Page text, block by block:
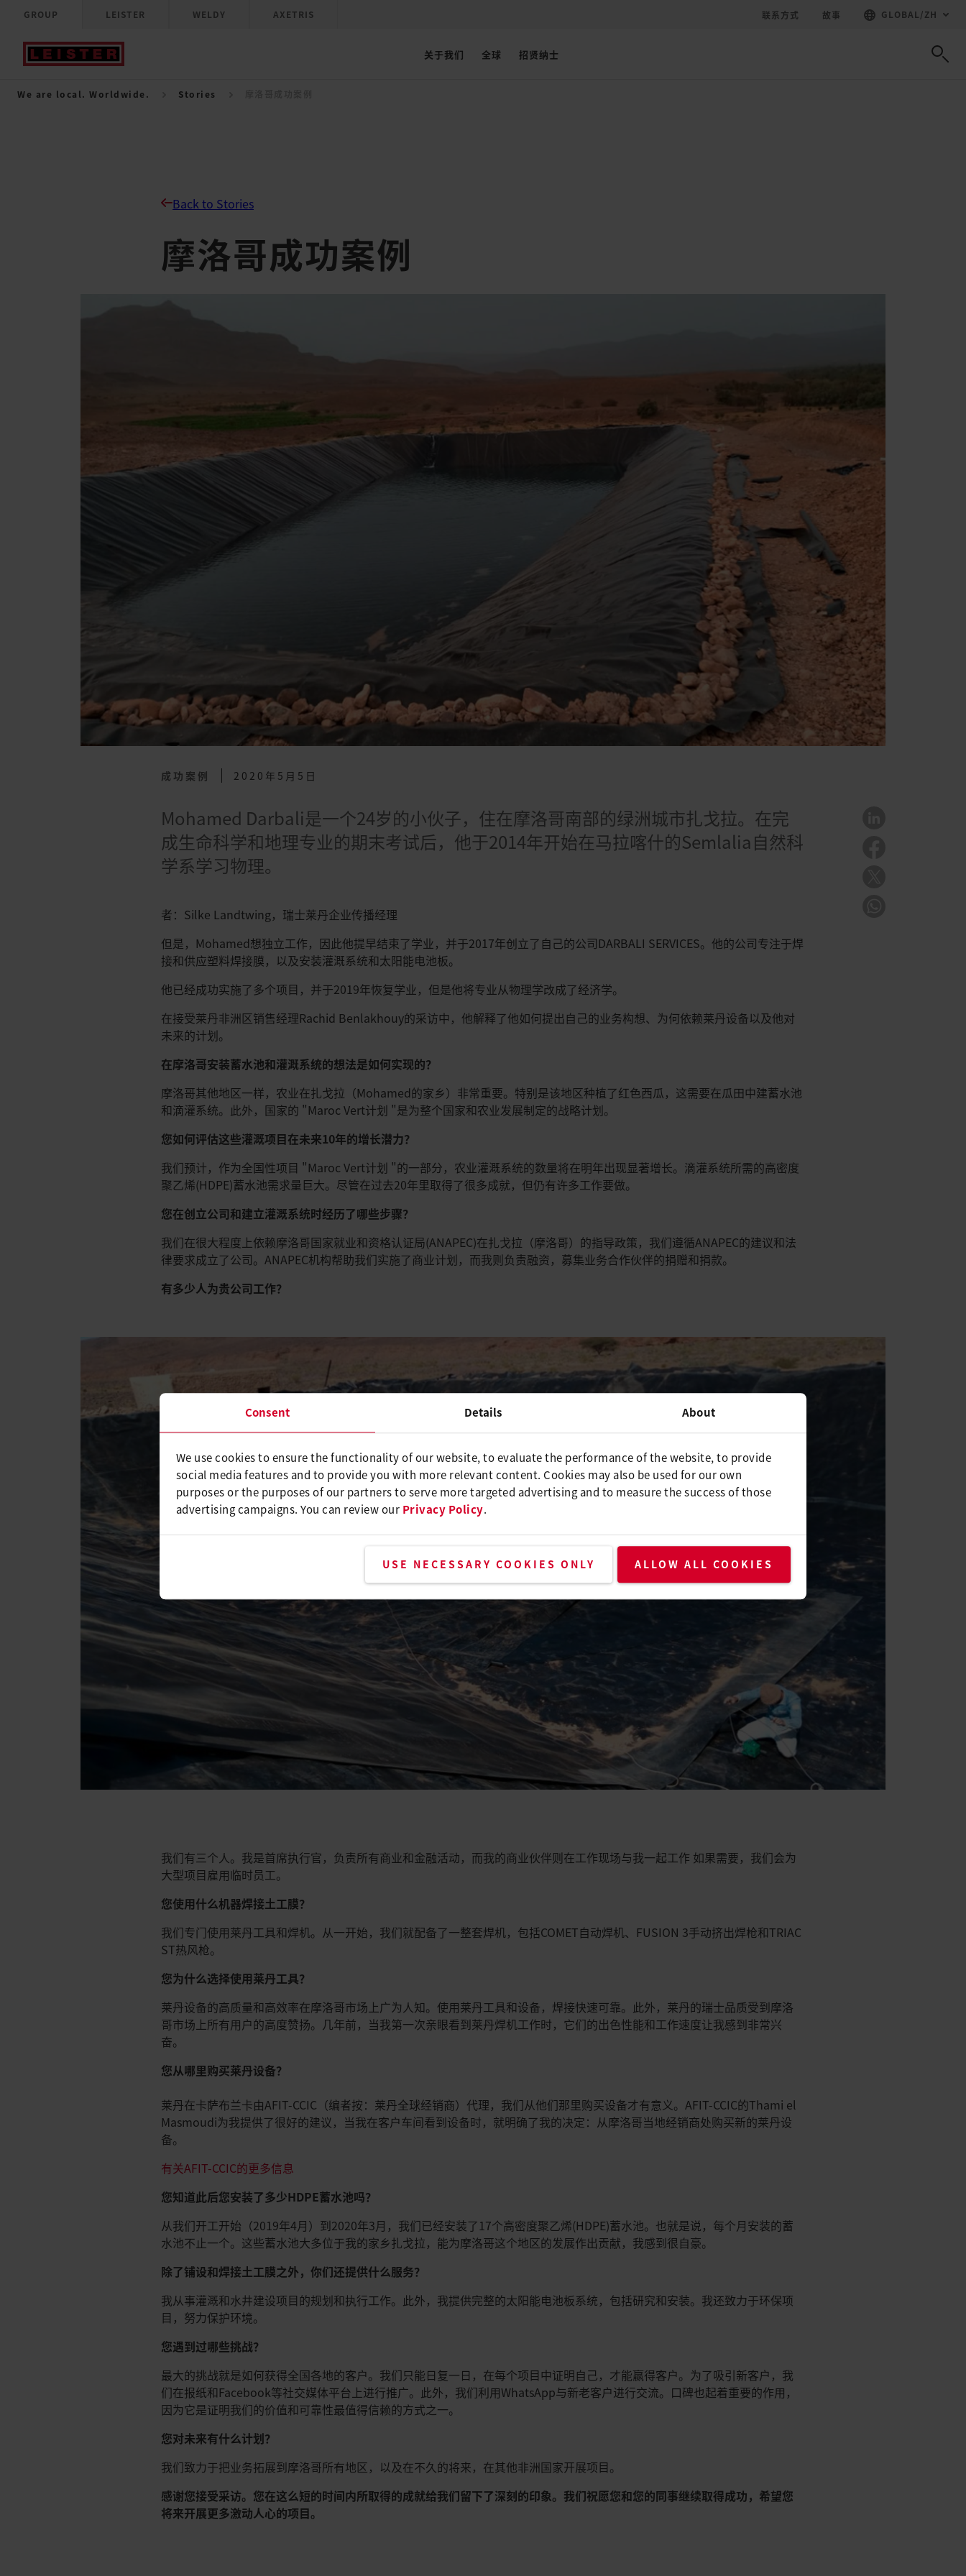
Consent Details About
We use cookies to ensure the functionality of our website, to evaluate the performance of the website, to provide
social media features and to provide you with more relevant content. Cookies may also be used for our own
purposes or the purposes of our partners to serve more targeted advertising and to measure the success of those
advertising campaigns. You can review our Privacy Policy.
USE NECESSARY COOKIES ONLY ALLOW ALL COOKIES
GROUP LEISTER WELDY AXETRIS 联系方式 故事 GLOBAL /ZH
关于我们 全球 招贤纳士
We are local. Worldwide. Stories
Back to Stories
摩洛哥成功案例
成功案例 2020年5月5日
Mohamed Darbali是一个24岁的小伙子，住在摩洛哥南部的绿洲城市扎戈拉。在完
成生命科学和地理专业的期末考试后，他于2014年开始在马拉喀什的Semlalia自然科
学系学习物理。
者：Silke Landtwing，瑞士莱丹企业传播经理
但是，Mohamed想独立工作，因此他提早结束了学业，并于2017年创立了自己的公司DARBALI SERVICES。他的公司专注于焊
接和供应塑料焊接膜，以及安装灌溉系统和太阳能电池板。
他已经成功实施了多个项目，并于2019年恢复学业，但是他将专业从物理学改成了经济学。
在接受莱丹非洲区销售经理Rachid Benlakhouy的采访中，他解释了他如何提出自己的业务构想、为何依赖莱丹设备以及他对
未来的计划。
在摩洛哥安装蓄水池和灌溉系统的想法是如何实现的？
摩洛哥其他地区一样，农业在扎戈拉（Mohamed的家乡）非常重要。特别是该地区种植了红色西瓜，这需要在瓜田中建蓄水池
和滴灌系统。此外，国家的 "Maroc Vert计划 "是为整个国家和农业发展制定的战略计划。
您如何评估这些灌溉项目在未来10年的增长潜力？
我们预计，作为全国性项目 "Maroc Vert计划 "的一部分，农业灌溉系统的数量将在明年出现显著增长。滴灌系统所需的高密度
聚乙烯(HDPE)蓄水池需求量巨大。尽管在过去20年里取得了很多成就，但仍有许多工作要做。
您在创立公司和建立灌溉系统时经历了哪些步骤？
我们在很大程度上依赖摩洛哥国家就业和资格认证局(ANAPEC)在扎戈拉（摩洛哥）的指导政策，我们遵循ANAPEC的建议和法
律要求成立了公司。ANAPEC机构帮助我们实施了商业计划，而我则负责融资，募集业务合作伙伴的捐赠和捐款。
有多少人为贵公司工作？
我们有三个人。我是首席执行官，负责所有商业和金融活动，而我的商业伙伴则在工作现场与我一起工作 如果需要，我们会为
大型项目雇用临时员工。
您使用什么机器焊接土工膜？
我们专门使用莱丹工具和焊机。从一开始，我们就配备了一整套焊机，包括COMET自动焊机、FUSION 3手动挤出焊枪和TRIAC
ST热风枪。
您为什么选择使用莱丹工具？
莱丹设备的高质量和高效率在摩洛哥市场上广为人知。使用莱丹工具和设备，焊接快速可靠。此外，莱丹的瑞士品质受到摩洛
哥市场上所有用户的高度赞扬。几年前，当我第一次亲眼看到莱丹焊机工作时，它们的出色性能和工作速度让我感到非常兴
奋。
您从哪里购买莱丹设备？
莱丹在卡萨布兰卡由AFIT-CCIC（编者按：莱丹全球经销商）代理，我们从他们那里购买设备才有意义。AFIT-CCIC的Thami el
Masmoudi为我提供了很好的建议，当我在客户车间看到设备时，就明确了我的决定：从摩洛哥当地经销商处购买新的莱丹设
备。
有关AFIT-CCIC的更多信息
您知道此后您安装了多少HDPE蓄水池吗？
从我们开工开始（2019年4月）到2020年3月，我们已经安装了17个高密度聚乙烯(HDPE)蓄水池。也就是说，每个月安装的蓄
水池不止一个。这些蓄水池大多位于我的家乡扎戈拉，能为摩洛哥这个地区的发展作出贡献，我感到很自豪。
除了铺设和焊接土工膜之外，你们还提供什么服务？
我从事灌溉和水井建设项目的规划和执行工作。此外，我提供完整的太阳能电池板系统，包括研究和安装。我还致力于环保项
目，努力保护环境。
您遇到过哪些挑战？
最大的挑战就是如何获得全国各地的客户。我们只能日复一日，在每个项目中证明自己，才能赢得客户。为了吸引新客户，我
们在报纸和Facebook等社交媒体平台上进行推广。此外，我们利用WhatsApp与新老客户进行交流。口碑也起着重要的作用，
因为它是证明我们的价值和可靠性最值得信赖的方式之一。
您对未来有什么计划？
我们致力于把业务拓展到摩洛哥所有地区，以及在不久的将来，在其他非洲国家开展项目。
感谢您接受采访。您在这么短的时间内所取得的成就给我们留下了深刻的印象。我们祝愿您和您的同事继续取得成功，希望您
将来开展更多激动人心的项目。